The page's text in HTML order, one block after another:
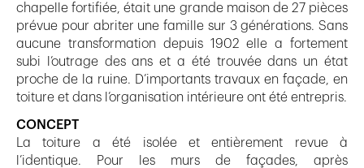
chapelle fortifiée, était une grande maison de 27 pièces
prévue pour abriter une famille sur 3 générations. Sans
aucune transformation depuis 1902 elle a fortement
subi l’outrage des ans et a été trouvée dans un état
proche de la ruine. D’importants travaux en façade, en
toiture et dans l’organisation intérieure ont été entrepris.
CONCEPT
La toiture a été isolée et entièrement revue à
l’identique. Pour les murs de façades, après